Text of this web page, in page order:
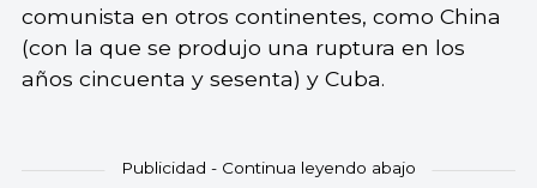
comunista en otros continentes, como China
(con la que se produjo una ruptura en los
años cincuenta y sesenta) y Cuba.